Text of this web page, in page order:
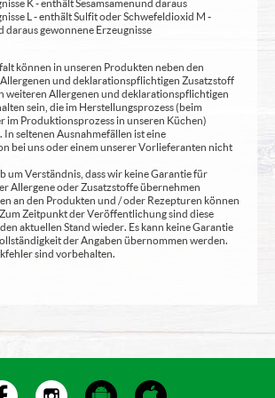
K - enthält Sesamsamen und daraus
L - enthält Sulfit oder Schwefeldioxid M -
daraus gewonnene Erzeugnisse
können in unseren Produkten neben den
und deklarationspflichtigen Zusatzstoff
weiteren Allergenen und deklarationspflichtigen
sein, die im Herstellungsprozess (beim
im Produktionsprozess in unseren Küchen)
seltenen Ausnahmefällen ist eine
bei uns oder einem unserer Vorlieferanten nicht
um Verständnis, dass wir keine Garantie für
Allergene oder Zusatzstoffe übernehmen
an den Produkten und / oder Rezepturen können
Zeitpunkt der Veröffentlichung sind diese
aktuellen Stand wieder. Es kann keine Garantie
der Angaben übernommen werden.
sind vorbehalten.